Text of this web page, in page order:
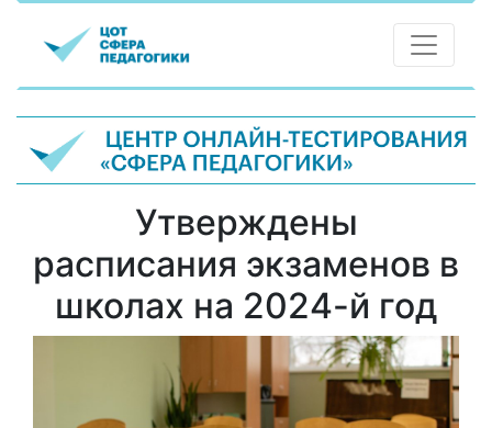
Утверждены
расписания экзаменов в
школах на 2024-й год